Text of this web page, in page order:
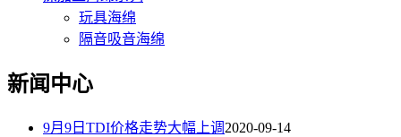
玩具海绵
隔音吸音海绵
新闻中心
9月9日TDI价格走势大幅上调 2020-09-14